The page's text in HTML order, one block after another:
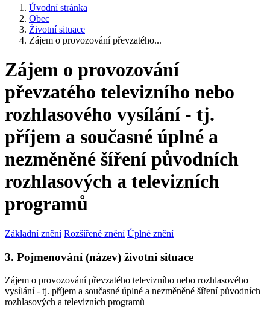
Úvodní stránka
Obec
Životní situace
Zájem o provozování převzatého...
Zájem o provozování
převzatého televizního nebo
rozhlasového vysílání - tj.
příjem a současné úplné a
nezměněné šíření původních
rozhlasových a televizních
programů
Základní znění Rozšířené znění Úplné znění
3. Pojmenování (název) životní situace
Zájem o provozování převzatého televizního nebo rozhlasového
vysílání - tj. příjem a současné úplné a nezměněné šíření původních
rozhlasových a televizních programů